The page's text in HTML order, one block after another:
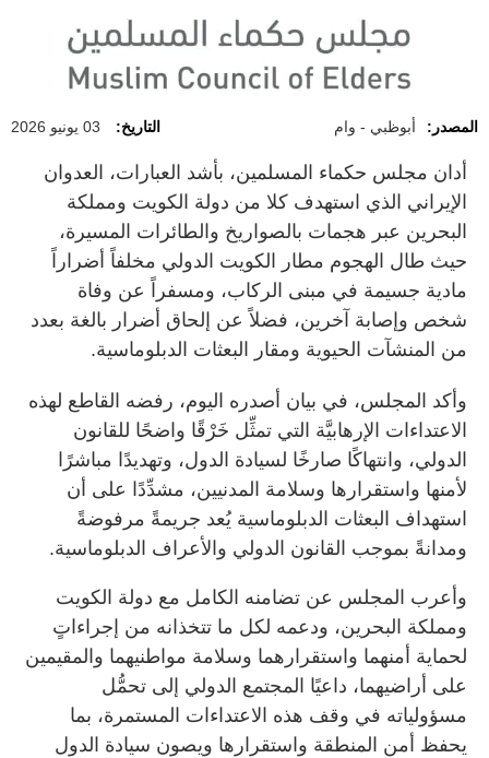
المصدر: أبوظبي - وام التاريخ: 03 يونيو 2026
أدان مجلس حكماء المسلمين، بأشد العبارات، العدوان
الإيراني الذي استهدف كلا من دولة الكويت ومملكة
البحرين عبر هجمات بالصواريخ والطائرات المسيرة،
حيث طال الهجوم مطار الكويت الدولي مخلفاً أضراراً
مادية جسيمة في مبنى الركاب، ومسفراً عن وفاة
شخص وإصابة آخرين، فضلاً عن إلحاق أضرار بالغة بعدد
من المنشآت الحيوية ومقار البعثات الدبلوماسية.
وأكد المجلس، في بيان أصدره اليوم، رفضه القاطع لهذه
الاعتداءات الإرهابيَّة التي تمثِّل خَرْقًا واضحًا للقانون
الدولي، وانتهاكًا صارخًا لسيادة الدول، وتهديدًا مباشرًا
لأمنها واستقرارها وسلامة المدنيين، مشدِّدًا على أن
استهداف البعثات الدبلوماسية يُعد جريمةً مرفوضةً
ومدانةً بموجب القانون الدولي والأعراف الدبلوماسية.
وأعرب المجلس عن تضامنه الكامل مع دولة الكويت
ومملكة البحرين، ودعمه لكل ما تتخذانه من إجراءاتٍ
لحماية أمنهما واستقرارهما وسلامة مواطنيهما والمقيمين
على أراضيهما، داعيًا المجتمع الدولي إلى تحمُّل
مسؤولياته في وقف هذه الاعتداءات المستمرة، بما
يحفظ أمن المنطقة واستقرارها ويصون سيادة الدول